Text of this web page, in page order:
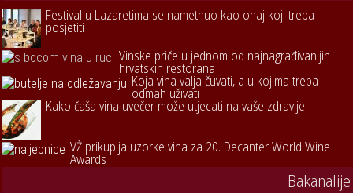
Festival u Lazaretima se nametnuo kao onaj koji treba
posjetiti
Vinske priče u jednom od najnagrađivanijih
hrvatskih restorana
Koja vina valja čuvati, a u kojima treba
odmah uživati
Kako čaša vina uvečer može utjecati na vaše zdravlje
VŽ prikuplja uzorke vina za 20. Decanter World Wine
Awards
Bakanalije